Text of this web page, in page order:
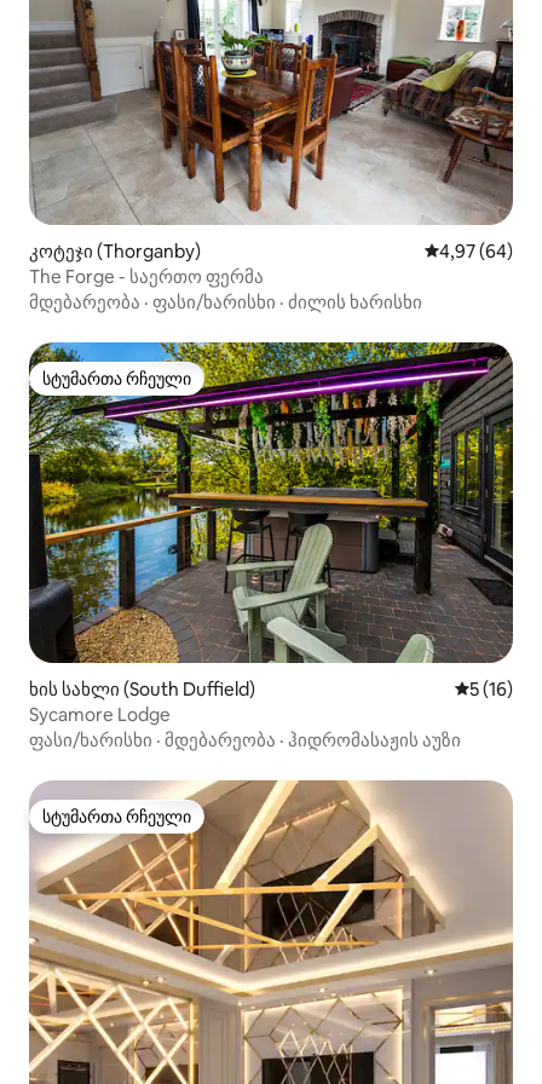
კოტეჯი (Thorganby) საშუალო
4,97 (64)
The Forge - საერთო ფერმა
მდებარეობა · ფასი/ხარისხი · ძილის ხარისხი
სტუმართა რჩეული
სტუმართა რჩეული
ხის სახლი (South Duffield) საშუალო
5 (16)
Sycamore Lodge
ფასი/ხარისხი · მდებარეობა · ჰიდრომასაჟის აუზი
სტუმართა რჩეული
სტუმართა რჩეული